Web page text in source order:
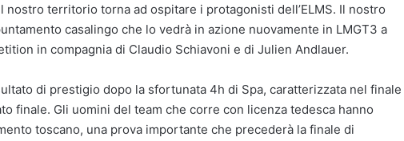
nostro territorio torna ad ospitare i protagonisti dell’ELMS. Il nostro
casalingo che lo vedrà in azione nuovamente in LMGT3 a
in compagnia di Claudio Schiavoni e di Julien Andlauer.
di prestigio dopo la sfortunata 4h di Spa, caratterizzata nel finale
finale. Gli uomini del team che corre con licenza tedesca hanno
toscano, una prova importante che precederà la finale di